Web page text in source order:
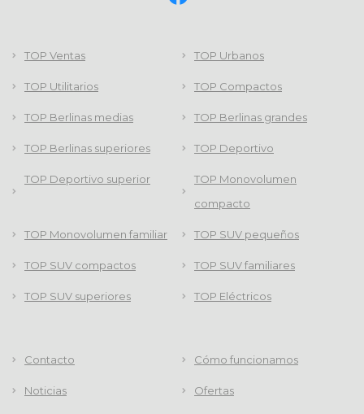
TOP Ventas TOP Urbanos
TOP Utilitarios TOP Compactos
TOP Berlinas medias TOP Berlinas grandes
TOP Berlinas superiores TOP Deportivo
TOP Deportivo superior
TOP Monovolumen
compacto
TOP Monovolumen familiar TOP SUV pequeños
TOP SUV compactos TOP SUV familiares
TOP SUV superiores TOP Eléctricos
Contacto Cómo funcionamos
Noticias Ofertas